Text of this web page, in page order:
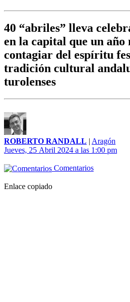
40 “abriles” lleva
en la capital que un año
contagiar del espíritu
tradición cultural
turolenses
ROBERTO RANDALL | Aragón
Jueves, 25 Abril 2024 a las 1:00 pm
Comentarios
Enlace copiado